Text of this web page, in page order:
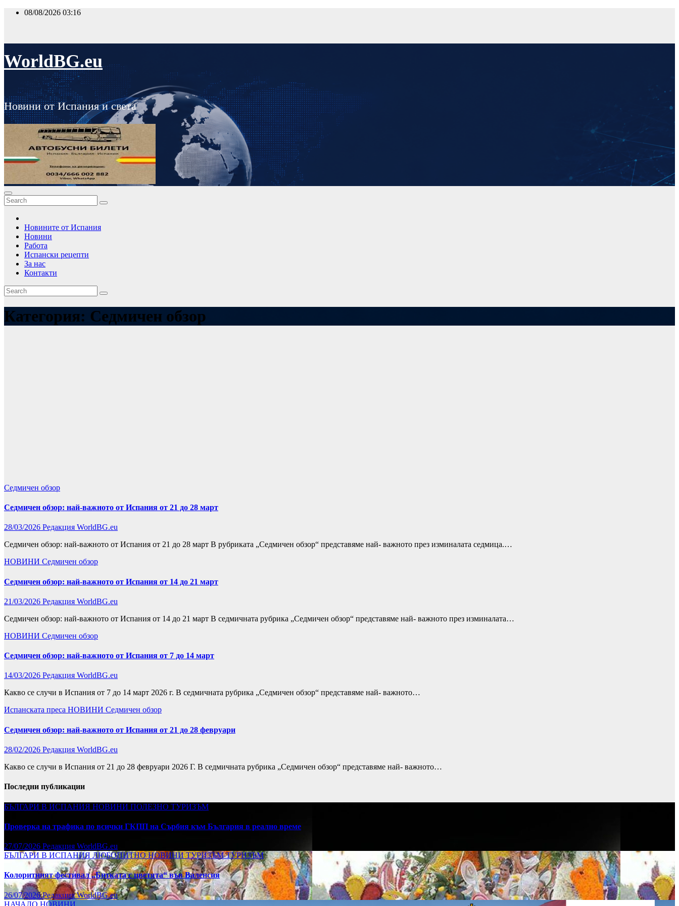
Skip
08/08/2026 03:16
WorldBG.eu
Новини от Испания и света
Новините от Испания
Новини
Работа
Испански рецепти
За нас
Контакти
Категория: Седмичен обзор
Седмичен обзор
Седмичен обзор: най-важното от Испания от 21 до 28 март
28/03/2026 Редакция WorldBG.eu
Седмичен обзор: най-важното от Испания от 21 до 28 март В рубриката „Седмичен обзор“ представяме най- важното през изминалата седмица.…
НОВИНИ Седмичен обзор
Седмичен обзор: най-важното от Испания от 14 до 21 март
21/03/2026 Редакция WorldBG.eu
Седмичен обзор: най-важното от Испания от 14 до 21 март В седмичната рубрика „Седмичен обзор“ представяме най- важното през изминалата…
НОВИНИ Седмичен обзор
Седмичен обзор: най-важното от Испания от 7 до 14 март
14/03/2026 Редакция WorldBG.eu
Какво се случи в Испания от 7 до 14 март 2026 г. В седмичната рубрика „Седмичен обзор“ представяме най- важното…
Испанската преса НОВИНИ Седмичен обзор
Седмичен обзор: най-важното от Испания от 21 до 28 февруари
28/02/2026 Редакция WorldBG.eu
Какво се случи в Испания от 21 до 28 февруари 2026 Г. В седмичната рубрика „Седмичен обзор“ представяме най- важното…
Последни публикации
БЪЛГАРИ В ИСПАНИЯ НОВИНИ ПОЛЕЗНО ТУРИЗЪМ
Проверка на трафика по всички ГКПП на Сърбия към България в реално време
27/07/2026 Редакция WorldBG.eu
БЪЛГАРИ В ИСПАНИЯ ЛЮБОПИТНОНОВИНИТУРИЗЪМТУРИЗЪМ
Колоритният фестивал „Битката с цветята“ във Валенсия
26/07/2026Редакция WorldBG.eu
НАЧАЛО НОВИНИ